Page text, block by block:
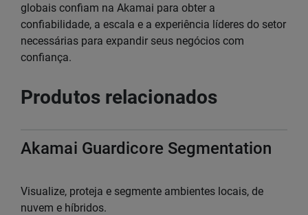
globais confiam na Akamai para obter a
confiabilidade, a escala e a experiência líderes do setor
necessárias para expandir seus negócios com
confiança.
Produtos relacionados
Akamai Guardicore Segmentation
Visualize, proteja e segmente ambientes locais, de
nuvem e híbridos.